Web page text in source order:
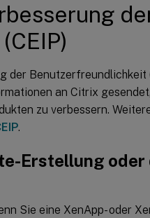
der Benutzerfreundlichkeit
an Citrix
zu verbessern.
.
Erstellung oder
Sie eine XenApp- oder